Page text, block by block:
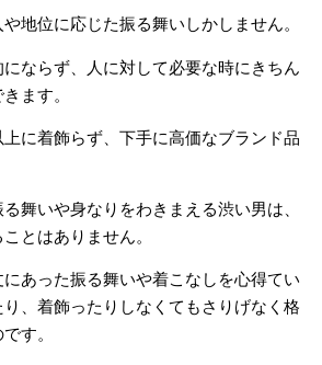
地位に応じた振る舞いしかしません。
ならず、人に対して必要な時にきちん
ます。
に着飾らず、下手に高価なブランド品
舞いや身なりをわきまえる渋い男は、
とはありません。
あった振る舞いや着こなしを心得てい
、着飾ったりしなくてもさりげなく格
す。